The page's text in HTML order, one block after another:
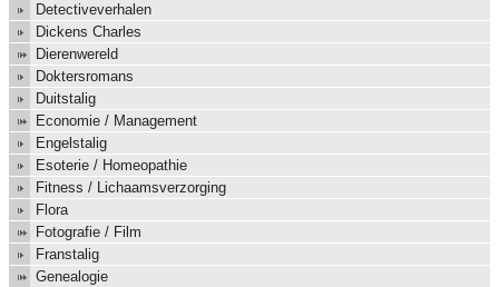
Detectiveverhalen
Dickens Charles
Dierenwereld
Doktersromans
Duitstalig
Economie / Management
Engelstalig
Esoterie / Homeopathie
Fitness / Lichaamsverzorging
Flora
Fotografie / Film
Franstalig
Genealogie